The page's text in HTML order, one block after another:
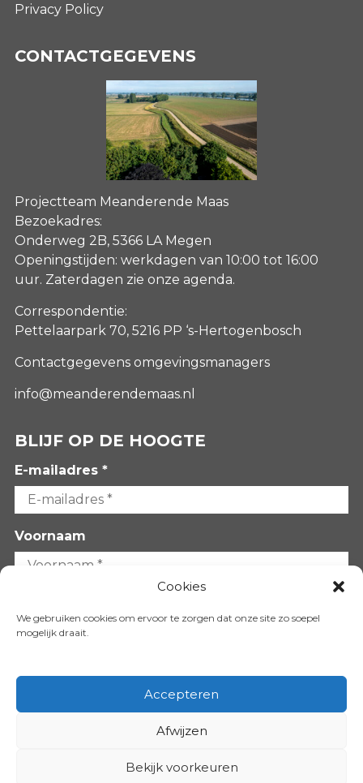
Cookies
We gebruiken cookies om ervoor te zorgen dat onze site zo soepel
mogelijk draait.
Accepteren
Afwijzen
Bekijk voorkeuren
Privacy Policy
CONTACTGEGEVENS
Projectteam Meanderende Maas
Bezoekadres:
Onderweg 2B, 5366 LA Megen
Openingstijden: werkdagen van 10:00 tot 16:00
uur. Zaterdagen zie onze agenda.
Correspondentie:
Pettelaarpark 70, 5216 PP ‘s-Hertogenbosch
Contactgegevens omgevingsmanagers
info@meanderendemaas.nl
BLIJF OP DE HOOGTE
E-mailadres *
Voornaam
VOLG ONS OP: